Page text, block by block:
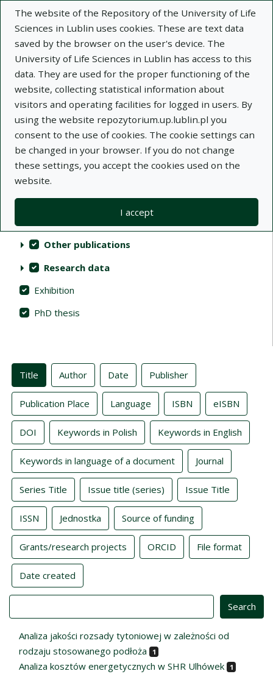
The website of the Repository of the University of Life
Sciences in Lublin uses cookies. These are text data
saved by the browser on the user's device. The
University of Life Sciences in Lublin has access to this
data. They are used for the proper functioning of the
website, collecting statistical information about
visitors and operating facilities for logged in users. By
using the website repozytorium.up.lublin.pl you
consent to the use of cookies. The cookie settings can
be changed in your browser. If you do not change
these settings, you accept the cookies used on the
website.
I accept
Repository of University of Life Sciences
in Lublin
Indexes
Actions on collections Clear Select all
Collections(automatic content reloading)
Scientific publications
Other publications
Research data
Exhibition
PhD thesis
Indexes
Title Author Date Publisher
Publication Place Language ISBN eISBN
DOI Keywords in Polish Keywords in English
Keywords in language of a document Journal
Series Title Issue title (series) Issue Title
ISSN Jednostka Source of funding
Grants/research projects ORCID File format
Date created
Analiza jakości rozsady tytoniowej w zależności od
rodzaju stosowanego podłoża
1
Analiza kosztów energetycznych w SHR Ulhówek 1